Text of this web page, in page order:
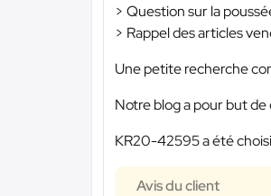
> Question sur la
> Rappel des articles
Une petite recherche
Notre blog a pour but
KR20-42595 a été
Avis du client